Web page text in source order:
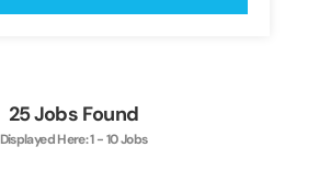
25Jobs Found
Displayed Here: 1 - 10 Jobs